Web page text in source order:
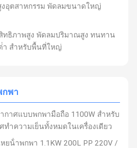
อุตสาหกรรม พัดลมขนาดใหญ่
ทธิภาพสูง พัดลมปริมาณสูง ทนทาน
า สําหรับพื้นที่ใหญ่
กพา
กาศแบบพกพามือถือ 1100W สําหรับ
าความเย็นทั้งหมดในเครื่องเดียว
หยน้ําพกพา 1.1KW 200L PP 220V /